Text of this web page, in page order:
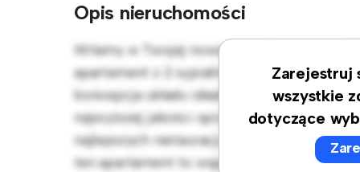
Opis nieruchomości
Zarejestruj
wszystkie
dotyczące
Witamy w Twojej nowej miejskiej oazie w
apartament z 2 sypialniami oferuje
koncepcja układu idealnie nadaje się do
najwyższej jakości sprzęt. Dzięki
najlepszych restauracji, sklepów i miejsc
ten apartament to wspaniała okazja, aby